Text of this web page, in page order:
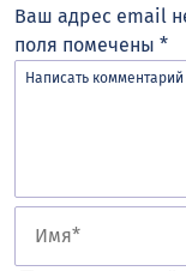
Ваш адрес email
поля помечены *